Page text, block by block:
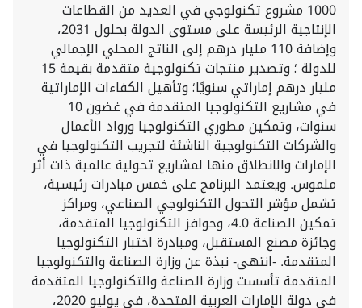
1000 مشروع تكنولوجي في العديد من القطاعات
الإنتاجية الرئيسة على مستوى الدولة بحلول 2031،
وإضافة 110 مليار درهم إلى الناتج المحلي الإجمالي
للدولة ؛ وتصدير منتجات تكنولوجية متقدمة بقيمة 15
مليار درهم إماراتي سنويًا؛ وتأهيل الكفاءات الإماراتية
في مشاريع التكنولوجيا المتقدمة في غضون 10
سنوات، وتمكين مطوري التكنولوجيا ورواد الأعمال
والشركات التكنولوجية الناشئة لتجريب التكنولوجيا في
الإمارات والانطلاق منها لمشاريع تحولية عالمية ذات أثر
ملموس. ويعتمد البرنامج على خمس مبادرات رئيسية،
تشمل مؤشر التحول التكنولوجي الصناعي، ومراكز
تمكين الصناعة 4.0، وحوافز التكنولوجيا المتقدمة،
وجائزة مصنع المستقبل، ومبادرة اختبار التكنولوجيا
المتقدمة. -انتهى- نبذة عن وزارة الصناعة والتكنولوجيا
المتقدمة تأسست وزارة الصناعة والتكنولوجيا المتقدمة
في دولة الإمارات العربية المتحدة، في يوليو 2020،